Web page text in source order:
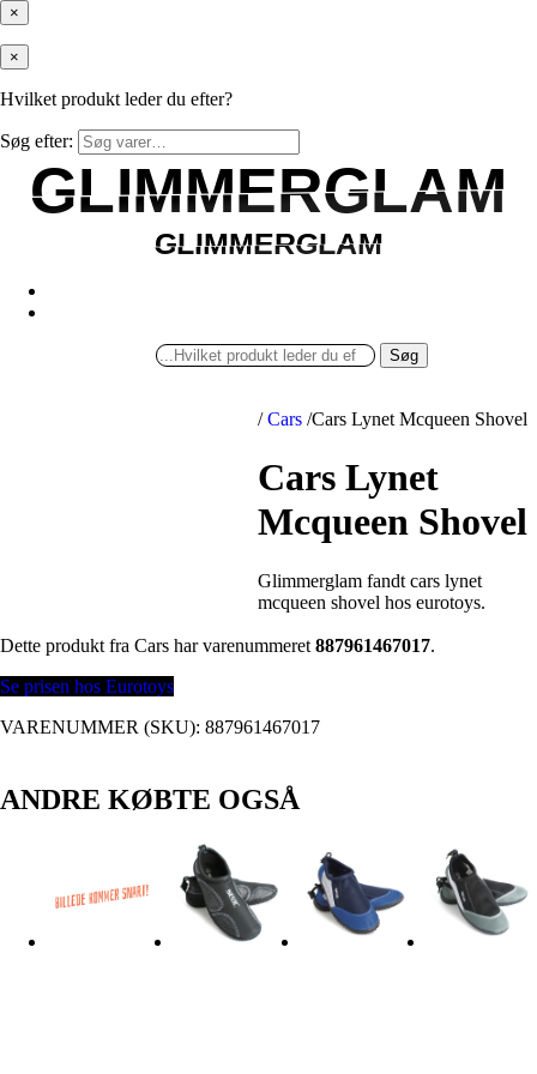
×
×
Hvilket produkt leder du efter?
Søg efter:
GLIMMERGLAM
GLIMMERGLAM
GLIMMERGLAM
GLIMMERGLAM
Søg
/ Cars /Cars Lynet Mcqueen Shovel
Cars Lynet
Mcqueen Shovel
Glimmerglam fandt cars lynet
mcqueen shovel hos eurotoys.
Dette produkt fra Cars har varenummeret 887961467017.
Se prisen hos Eurotoys
VARENUMMER (SKU): 887961467017
ANDRE KØBTE OGSÅ